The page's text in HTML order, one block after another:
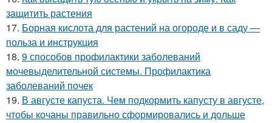
защитить растения
17. Борная кислота для растений на огороде и в саду —
польза и инструкция
18. 9 способов профилактики заболеваний
мочевыделительной системы. Профилактика
заболеваний почек
19. В августе капуста. Чем подкормить капусту в августе,
чтобы кочаны правильно сформировались и дольше